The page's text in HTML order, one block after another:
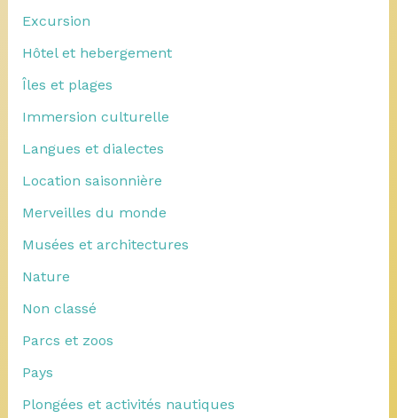
Excursion
Hôtel et hebergement
Îles et plages
Immersion culturelle
Langues et dialectes
Location saisonnière
Merveilles du monde
Musées et architectures
Nature
Non classé
Parcs et zoos
Pays
Plongées et activités nautiques